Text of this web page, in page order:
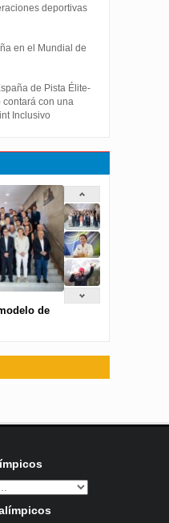
deportivas
en el Mundial de
de Pista Élite-
con una
Inclusivo
de